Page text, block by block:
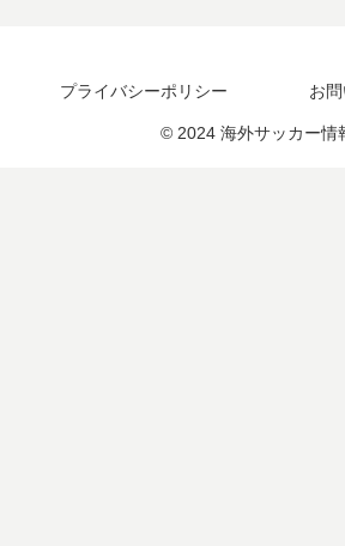
プライバシーポリシー お
© 2024 海外サッカー情